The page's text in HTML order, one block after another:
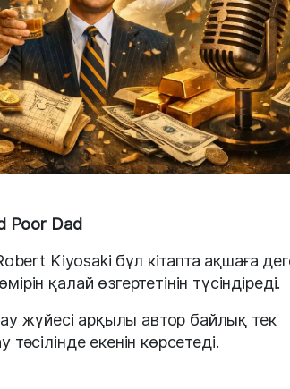
Poor Dad
Kiyosaki бұл кітапта ақшаға
қалай өзгертетінін түсіндіреді.
жүйесі арқылы автор байлық тек
екенін көрсетеді.